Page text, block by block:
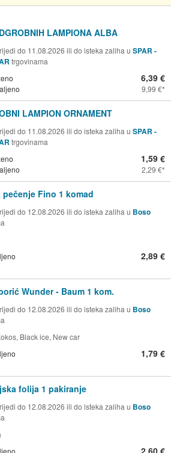
LAMPIONA ALBA
do 11.08.2026 ili do isteka zaliha u SPAR -
trgovinama
6,39 €
9,99 €
LAMPION ORNAMENT
do 11.08.2026 ili do isteka zaliha u SPAR -
trgovinama
1,59 €
2,29 €
pečenje Fino 1 komad
do 12.08.2026 ili do isteka zaliha u Boso
2,89 €
Wunder - Baum 1 kom.
do 12.08.2026 ili do isteka zaliha u Boso
Black ice, New car
1,79 €
folija 1 pakiranje
do 12.08.2026 ili do isteka zaliha u Boso
2,60 €